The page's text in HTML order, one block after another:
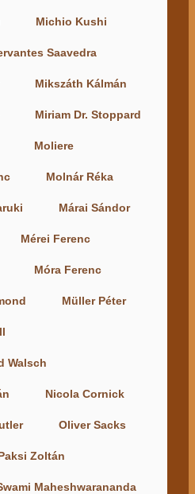
Michio Kushi
Saavedra
Mikszáth Kálmán
Miriam Dr. Stoppard
Moliere
Molnár Réka
Márai Sándor
Mérei Ferenc
Móra Ferenc
Müller Péter
Walsch
Nicola Cornick
Oliver Sacks
Zoltán
Maheshwarananda